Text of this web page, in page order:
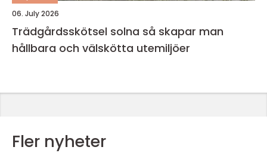
06. July 2026
Trädgårdsskötsel solna så skapar man
hållbara och välskötta utemiljöer
Fler nyheter